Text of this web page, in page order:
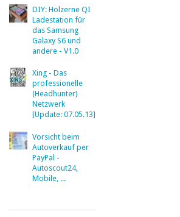
DIY: Hölzerne QI
Ladestation für
das Samsung
Galaxy S6 und
andere - V1.0
Xing - Das
professionelle
(Headhunter)
Netzwerk
[Update: 07.05.13]
Vorsicht beim
Autoverkauf per
PayPal -
Autoscout24,
Mobile, ...